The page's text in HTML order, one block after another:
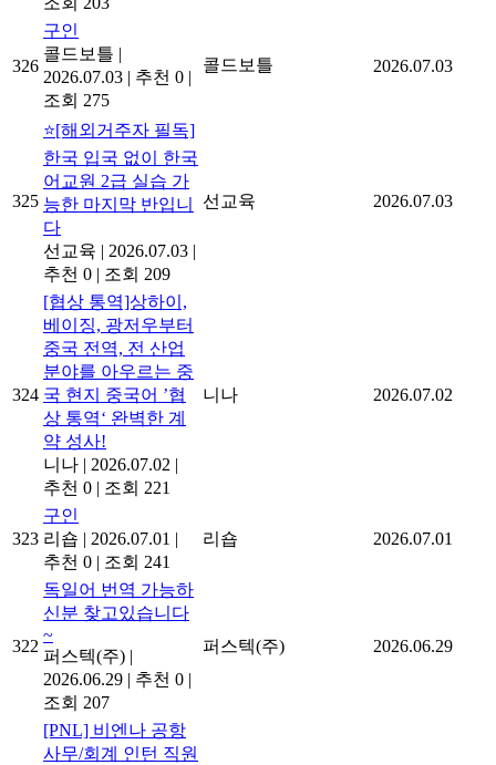
326
구인
콜드보틀 |
2026.07.03 | 추천 0 |
조회 275
콜드보틀 2026.07.03
325
⭐[해외거주자 필독]
한국 입국 없이 한국
어교원 2급 실습 가
능한 마지막 반입니
다
선교육 | 2026.07.03 |
추천 0 | 조회 209
선교육 2026.07.03
324
[협상 통역]상하이,
베이징, 광저우부터
중국 전역, 전 산업
분야를 아우르는 중
국 현지 중국어 ’협
상 통역‘ 완벽한 계
약 성사!
니나 | 2026.07.02 |
추천 0 | 조회 221
니나 2026.07.02
323
구인
리숍 | 2026.07.01 |
추천 0 | 조회 241
리숍 2026.07.01
322
독일어 번역 가능하
신분 찾고있습니다
~
퍼스텍(주) |
2026.06.29 | 추천 0 |
조회 207
퍼스텍(주) 2026.06.29
[PNL] 비엔나 공항
사무/회계 인턴 직원